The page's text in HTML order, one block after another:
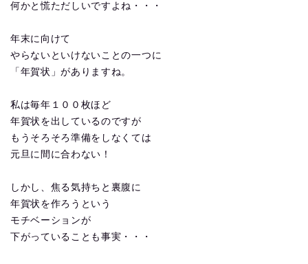
何かと慌ただしいですよね・・・
年末に向けて
やらないといけないことの一つに
「年賀状」がありますね。
私は毎年１００枚ほど
年賀状を出しているのですが
もうそろそろ準備をしなくては
元旦に間に合わない！
しかし、焦る気持ちと裏腹に
年賀状を作ろうという
モチベーションが
下がっていることも事実・・・